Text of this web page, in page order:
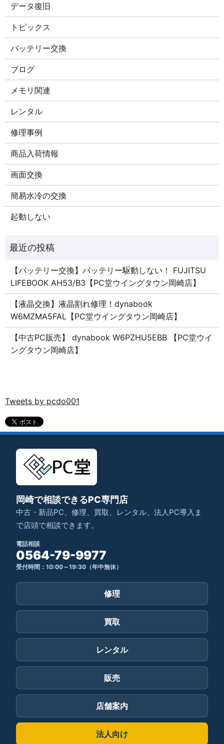
データ復旧
トピックス
バッテリー交換
ブログ
メモリ関連
レンタル
修理事例
商品入荷情報
画面交換
簡易水冷の交換
起動しない
【バッテリー交換】バッテリー駆動しない！ FUJITSU
LIFEBOOK AH53/B3【PC堂ウイングタウン岡崎店】
【液晶交換】液晶割れ修理！dynabook
W6MZMA5FAL【PC堂ウイングタウン岡崎店】
【中古PC販売】 dynabook W6PZHU5EBB 【PC堂ウイ
ングタウン岡崎店】
Tweets by pcdo001
岡崎で相談できるPC専門店
中古・新品PC、修理、買取、レンタル、法人PC導入ま
で店頭で相談できます。
電話相談
0564-79-9977
受付時間：10:00～19:30（年中無休）
修理
買取
レンタル
販売
店舗案内
法人向け